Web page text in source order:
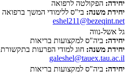
יחידה: הפקולטה לרפואה
יחידת משנה: בי"ס ללימודי המשך ברפואה
eshel211@bezeqint.net
גל אשל-נווה
יחידה: ביה"ס למקצועות בריאות
יחידת משנה: חוג למודי הפרעות בתקשורת
galeshel@tauex.tau.ac.il
יחידה: ביה"ס למקצועות בריאות